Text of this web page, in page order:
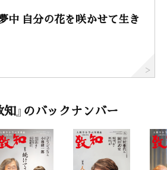
中 自分の花を咲かせて生き
知』のバックナンバー